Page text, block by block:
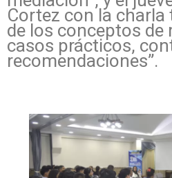
Cortez con la charla
de los conceptos de
casos prácticos,
recomendaciones”.